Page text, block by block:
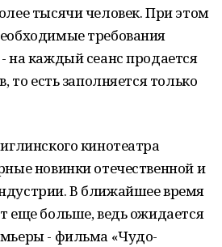
тысячи человек. При этом
требования
на каждый сеанс продается
то есть заполняется только
кинотеатра
новинки отечественной и
В ближайшее время
еще больше, ведь ожидается
- фильма «Чудо-